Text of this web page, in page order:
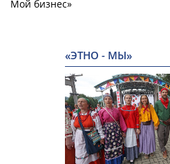
Мой бизнес»
«ЭТНО - МЫ»